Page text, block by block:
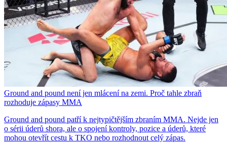
Ground and pound není jen mlácení na zemi. Proč tahle zbraň
rozhoduje zápasy MMA
Ground and pound patří k nejtypičtějším zbraním MMA. Nejde jen
o sérii úderů shora, ale o spojení kontroly, pozice a úderů, které
mohou otevřít cestu k TKO nebo rozhodnout celý zápas.